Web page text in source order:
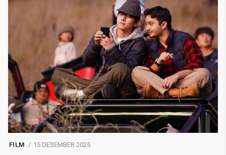
FILM 15 DESEMBER 2025